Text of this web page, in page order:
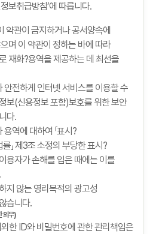
보취급방침’에 따릅니다.
약관이 금지하거나 공서양속에
며 이 약관이 정하는 바에 따라
재화?용역을 제공하는 데 최선을
안전하게 인터넷 서비스를 이용할 수
보(신용정보 포함)보호를 위한 보안
다.
역에 대하여 「표시?
」 제3조 소정의 부당한 표시?
용자가 손해를 입은 때에는 이를
지 않는 영리목적의 광고성
습니다.
의무)
한 ID와 비밀번호에 관한 관리책임은